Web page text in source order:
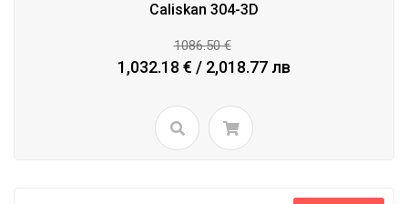
Caliskan 304-3D
1086.50 €
1,032.18 € / 2,018.77 лв